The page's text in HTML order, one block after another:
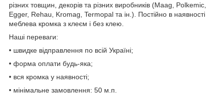
різних товщин, декорів та різних виробників (Maag, Polkemic,
Egger, Rehau, Kromag, Termopal та ін.). Постійно в наявності
меблева кромка з клеєм і без клею.
Наші переваги:
• швидке відправлення по всій Україні;
• форма оплати будь-яка;
• вся кромка у наявності;
• мінімальне замовлення: 50 м.п.